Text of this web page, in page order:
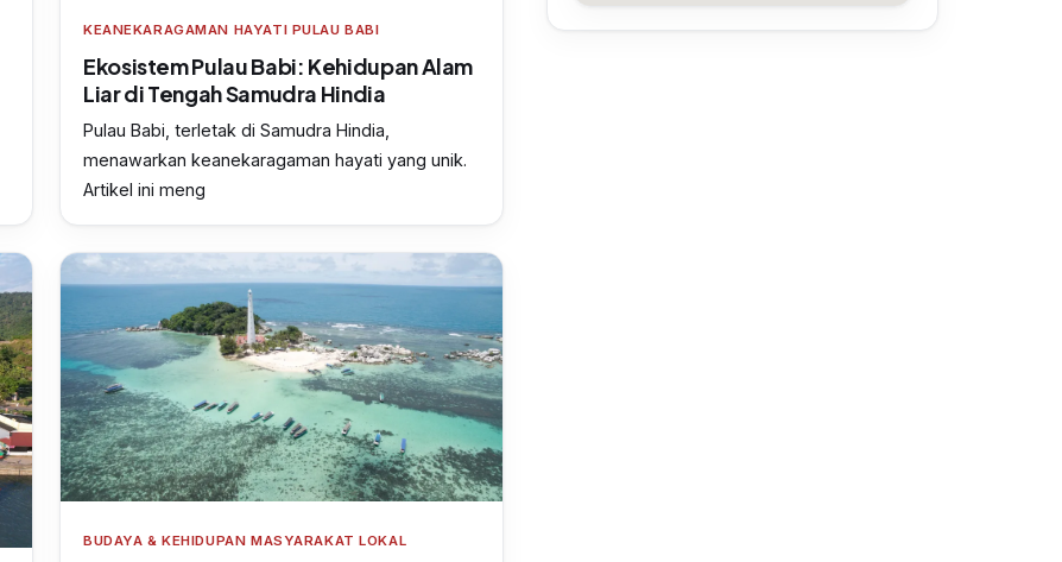
KEANEKARAGAMAN HAYATI PULAU BABI
Ekosistem Pulau Babi: Kehidupan Alam
Liar di Tengah Samudra Hindia
Pulau Babi, terletak di Samudra Hindia,
menawarkan keanekaragaman hayati yang unik.
Artikel ini meng
BUDAYA & KEHIDUPAN MASYARAKAT LOKAL